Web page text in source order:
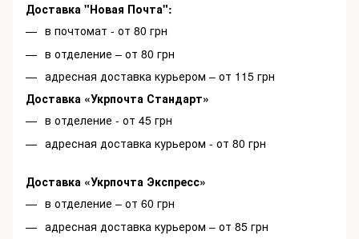
Доставка "Новая Почта":
в почтомат - от 80 грн
в отделение – от 80 грн
адресная доставка курьером – от 115 грн
Доставка «Укрпочта Стандарт»
в отделение - от 45 грн
адресная доставка курьером - от 80 грн
Доставка «Укрпочта Экспресс»
в отделение – от 60 грн
адресная доставка курьером – от 85 грн